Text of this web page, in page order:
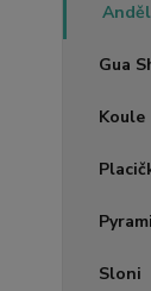
Gua
Koule
Sloni